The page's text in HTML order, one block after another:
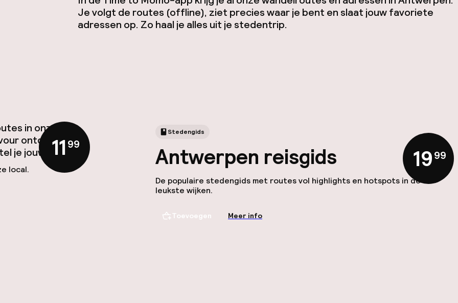
Je volgt de routes (offline), ziet precies waar je bent en slaat jouw favoriete
adressen op. Zo haal je alles uit je stedentrip.
in onze
ontdek je de
je jouw ideale
Stedengids
Antwerpen reisgids
De populaire stedengids met routes vol highlights en hotspots in de
leukste wijken.
19,99
Toevoegen Meer info
local.
11,99